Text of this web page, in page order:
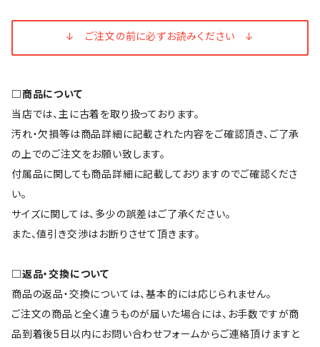
↓ ご注文の前に必ずお読みください ↓
□商品について
当店では、主に古着を取り扱っております。
汚れ・欠損等は商品詳細に記載された内容をご確認頂き、ご了承
の上でのご注文をお願い致します。
付属品に関しても商品詳細に記載しておりますのでご確認くださ
い。
サイズに関しては、多少の誤差はご了承ください。
また、値引き交渉はお断りさせて頂きます。
□返品・交換について
商品の返品・交換については、基本的には応じられません。
ご注文の商品と全く違うものが届いた場合には、お手数ですが商
品到着後5日以内にお問い合わせフォームからご連絡頂けますと